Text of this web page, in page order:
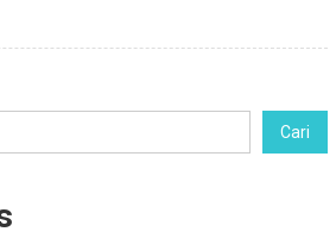
Cari